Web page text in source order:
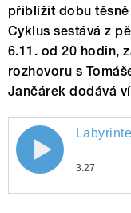
přiblížit dobu
Cyklus sestává z
6.11. od 20 hodin,
rozhovoru s
Jančárek dodává
Labyrintem
3:27